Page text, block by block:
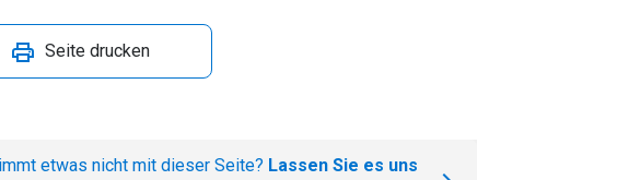
Seite drucken
etwas nicht mit dieser Seite? Lassen Sie es uns